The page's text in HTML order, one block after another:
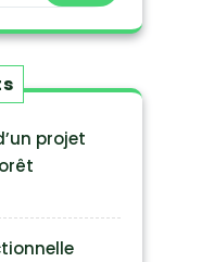
projet